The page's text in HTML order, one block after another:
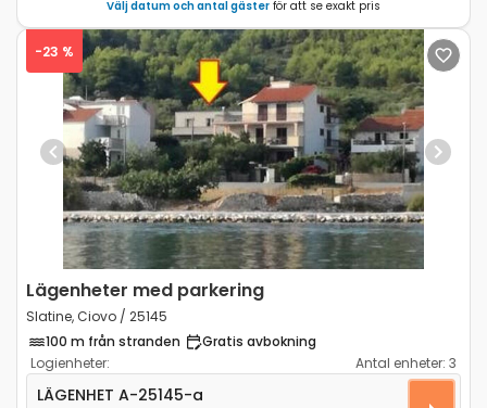
Välj datum och antal gäster för att se exakt pris
Previous Next
-23 %
Lägenheter med parkering
Slatine, Ciovo / 25145
100 m från stranden
Gratis avbokning
Logienheter:
Antal enheter: 3
Ettrumslägenhet Slatine, Ciovo A-25145-a
LÄGENHET A-25145-a